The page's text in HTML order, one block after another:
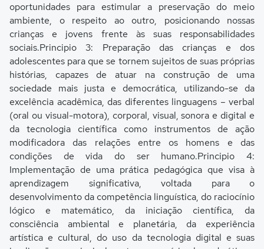
oportunidades para estimular a preservação do meio
ambiente, o respeito ao outro, posicionando nossas
crianças e jovens frente às suas responsabilidades
sociais.Principio 3: Preparação das crianças e dos
adolescentes para que se tornem sujeitos de suas próprias
histórias, capazes de atuar na construção de uma
sociedade mais justa e democrática, utilizando-se da
excelência acadêmica, das diferentes linguagens – verbal
(oral ou visual-motora), corporal, visual, sonora e digital e
da tecnologia científica como instrumentos de ação
modificadora das relações entre os homens e das
condições de vida do ser humano.Principio 4:
Implementação de uma prática pedagógica que visa à
aprendizagem significativa, voltada para o
desenvolvimento da competência linguística, do raciocínio
lógico e matemático, da iniciação científica, da
consciência ambiental e planetária, da experiência
artística e cultural, do uso da tecnologia digital e suas